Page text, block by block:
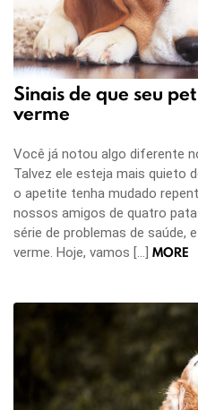
Sinais de que seu
verme
Você já notou algo diferente
Talvez ele esteja mais quieto
o apetite tenha mudado
nossos amigos de quatro
série de problemas de saúde,
verme. Hoje, vamos […] MORE